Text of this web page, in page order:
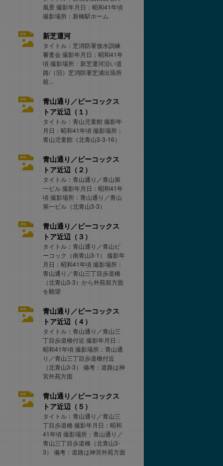
風景 撮影年月日：昭和41年頃
撮影場所：新橋駅ホーム
新芝運河
タイトル：芝消防署放水訓練
審査会 撮影年月日：昭和41年
頃 撮影場所：新芝運河沿い道
路/（旧）芝消防署芝浦出張所
前...
青山通り／ピーコックス
トア近辺（１）
タイトル：青山児童館 撮影年
月日：昭和41年頃 撮影場所：
青山児童館（北青山3-3-16）
青山通り／ピーコックス
トア近辺（２）
タイトル：青山通り／青山第
一ビル 撮影年月日：昭和41年
頃 撮影場所：青山通り／青山
第一ビル（北青山3-3）
青山通り／ピーコックス
トア近辺（３）
タイトル：青山通り／青山ピ
ーコック（南青山3-1） 撮影年
月日：昭和41年頃 撮影場所：
青山通り／青山三丁目歩道橋
（北青山3-3）から外苑前方面
を眺望
青山通り／ピーコックス
トア近辺（４）
タイトル：青山通り／青山三
丁目歩道橋付近 撮影年月日：
昭和41年頃 撮影場所：青山通
り／青山三丁目歩道橋付近
（北青山3-3） 備考：道路は神
宮外苑方面
青山通り／ピーコックス
トア近辺（５）
タイトル：青山通り／青山三
丁目歩道橋 撮影年月日：昭和
41年頃 撮影場所：青山通り／
青山三丁目歩道橋（北青山3-
3） 備考：道路は神宮外苑方面